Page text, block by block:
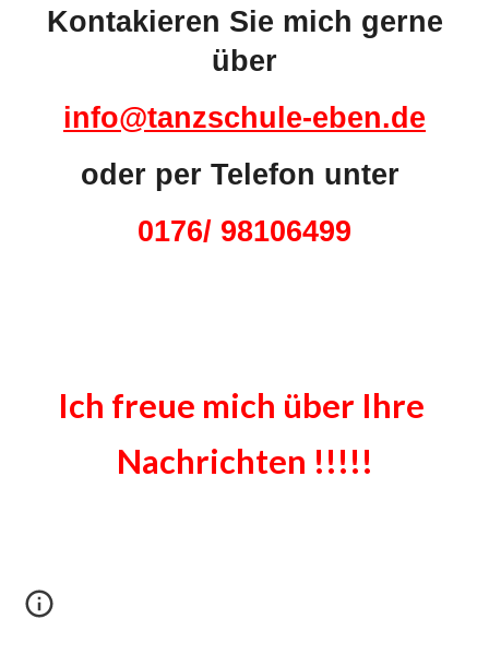
Kontakieren Sie mich gerne
über
info@tanzschule-eben.de
oder per Telefon unter
0176/ 98106499
Ich freue mich über Ihre
Nachrichten !!!!!